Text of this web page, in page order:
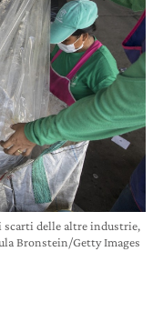
scarti delle altre industrie,
Bronstein/Getty Images